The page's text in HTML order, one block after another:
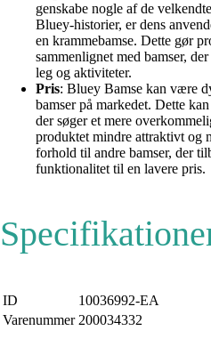
genskabe nogle af de
Bluey-historier, er dens
en krammebamse. Dette gør
sammenlignet med bamser,
leg og aktiviteter.
Pris: Bluey Bamse kan være
bamser på markedet. Dette
der søger et mere
produktet mindre attraktivt og
forhold til andre bamser, der
funktionalitet til en lavere pris.
ID
10036992-EA
Varenummer 200034332